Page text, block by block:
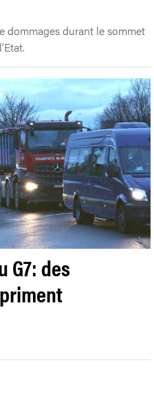
dommages durant le sommet
G7: des